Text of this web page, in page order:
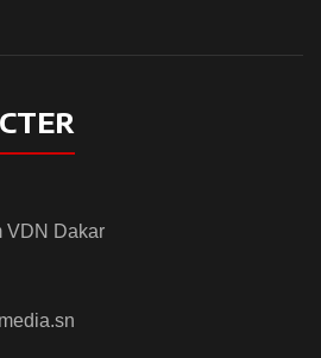
VDN Dakar